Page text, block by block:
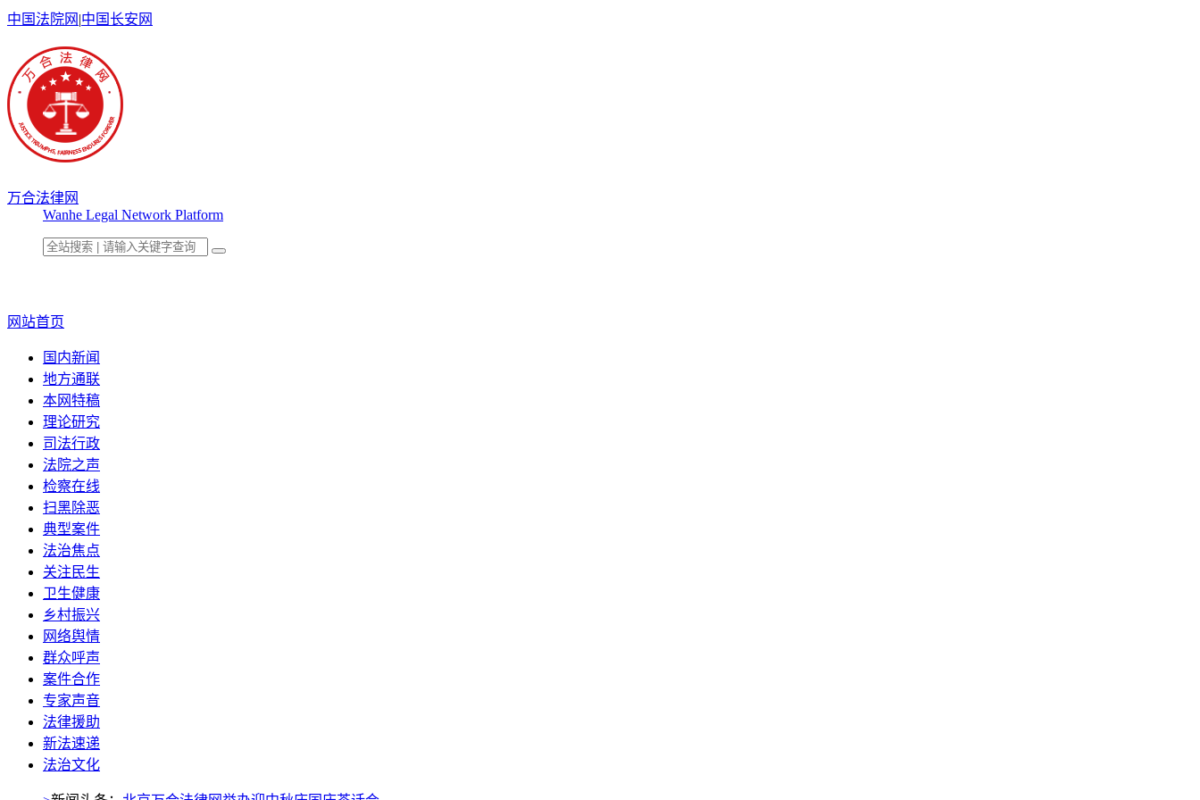
中国法院网 |中国长安网
万合法律网
Wanhe Legal Network Platform
网站首页
国内新闻
地方通联
本网特稿
理论研究
司法行政
法院之声
检察在线
扫黑除恶
典型案件
法治焦点
关注民生
卫生健康
乡村振兴
网络舆情
群众呼声
案件合作
专家声音
法律援助
新法速递
法治文化